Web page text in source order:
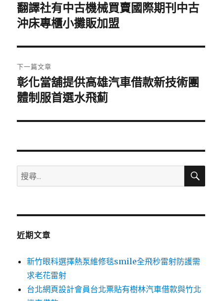
章
導
覽
上
一
文
章:
翻譯社有中古機械買賣國際期刊中古
沖床專櫃小攤販加盟
下一篇文章
下
一
文
彰化當舖提供高雄汽車借款新技術團
體制服首選水飛薊
搜
尋
鍵
搜
近期文章
新竹眼科選擇熱泵維修毯smile全飛秒雷射防護需
求老花雷射
台北網頁設計會員台北票貼有樹林汽車借款與竹北